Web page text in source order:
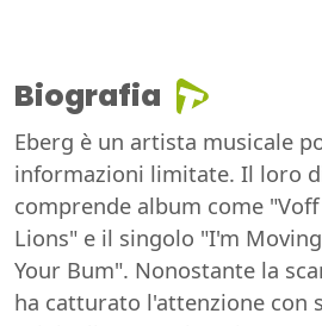
Biografia
Eberg è un artista musicale
informazioni limitate. Il loro
comprende album come
Lions" e il singolo "I'm
Your Bum". Nonostante la
ha catturato l'attenzione con